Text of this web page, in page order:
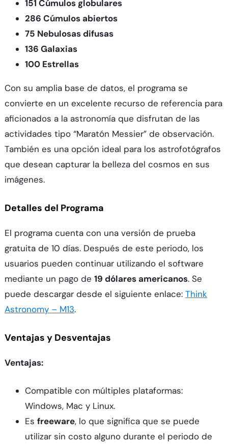
151 Cúmulos globulares
286 Cúmulos abiertos
75 Nebulosas difusas
136 Galaxias
100 Estrellas
Con su amplia base de datos, el programa se
convierte en un excelente recurso de referencia para
aficionados a la astronomía que disfrutan de las
actividades tipo “Maratón Messier” de observación.
También es una opción ideal para los astrofotógrafos
que desean capturar la belleza del cosmos en sus
imágenes.
Detalles del Programa
El programa cuenta con una versión de prueba
gratuita de 10 días. Después de este periodo, los
usuarios pueden continuar utilizando el software
mediante un pago de 19 dólares americanos. Se
puede descargar desde el siguiente enlace: Think
Astronomy – M13.
Ventajas y Desventajas
Ventajas:
Compatible con múltiples plataformas:
Windows, Mac y Linux.
Es freeware, lo que significa que se puede
utilizar sin costo alguno durante el periodo de